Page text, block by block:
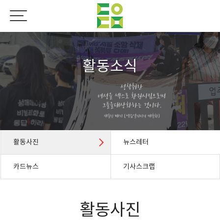
활동소식
활동사진 뉴스레터
카드뉴스 기사스크랩
활동사진